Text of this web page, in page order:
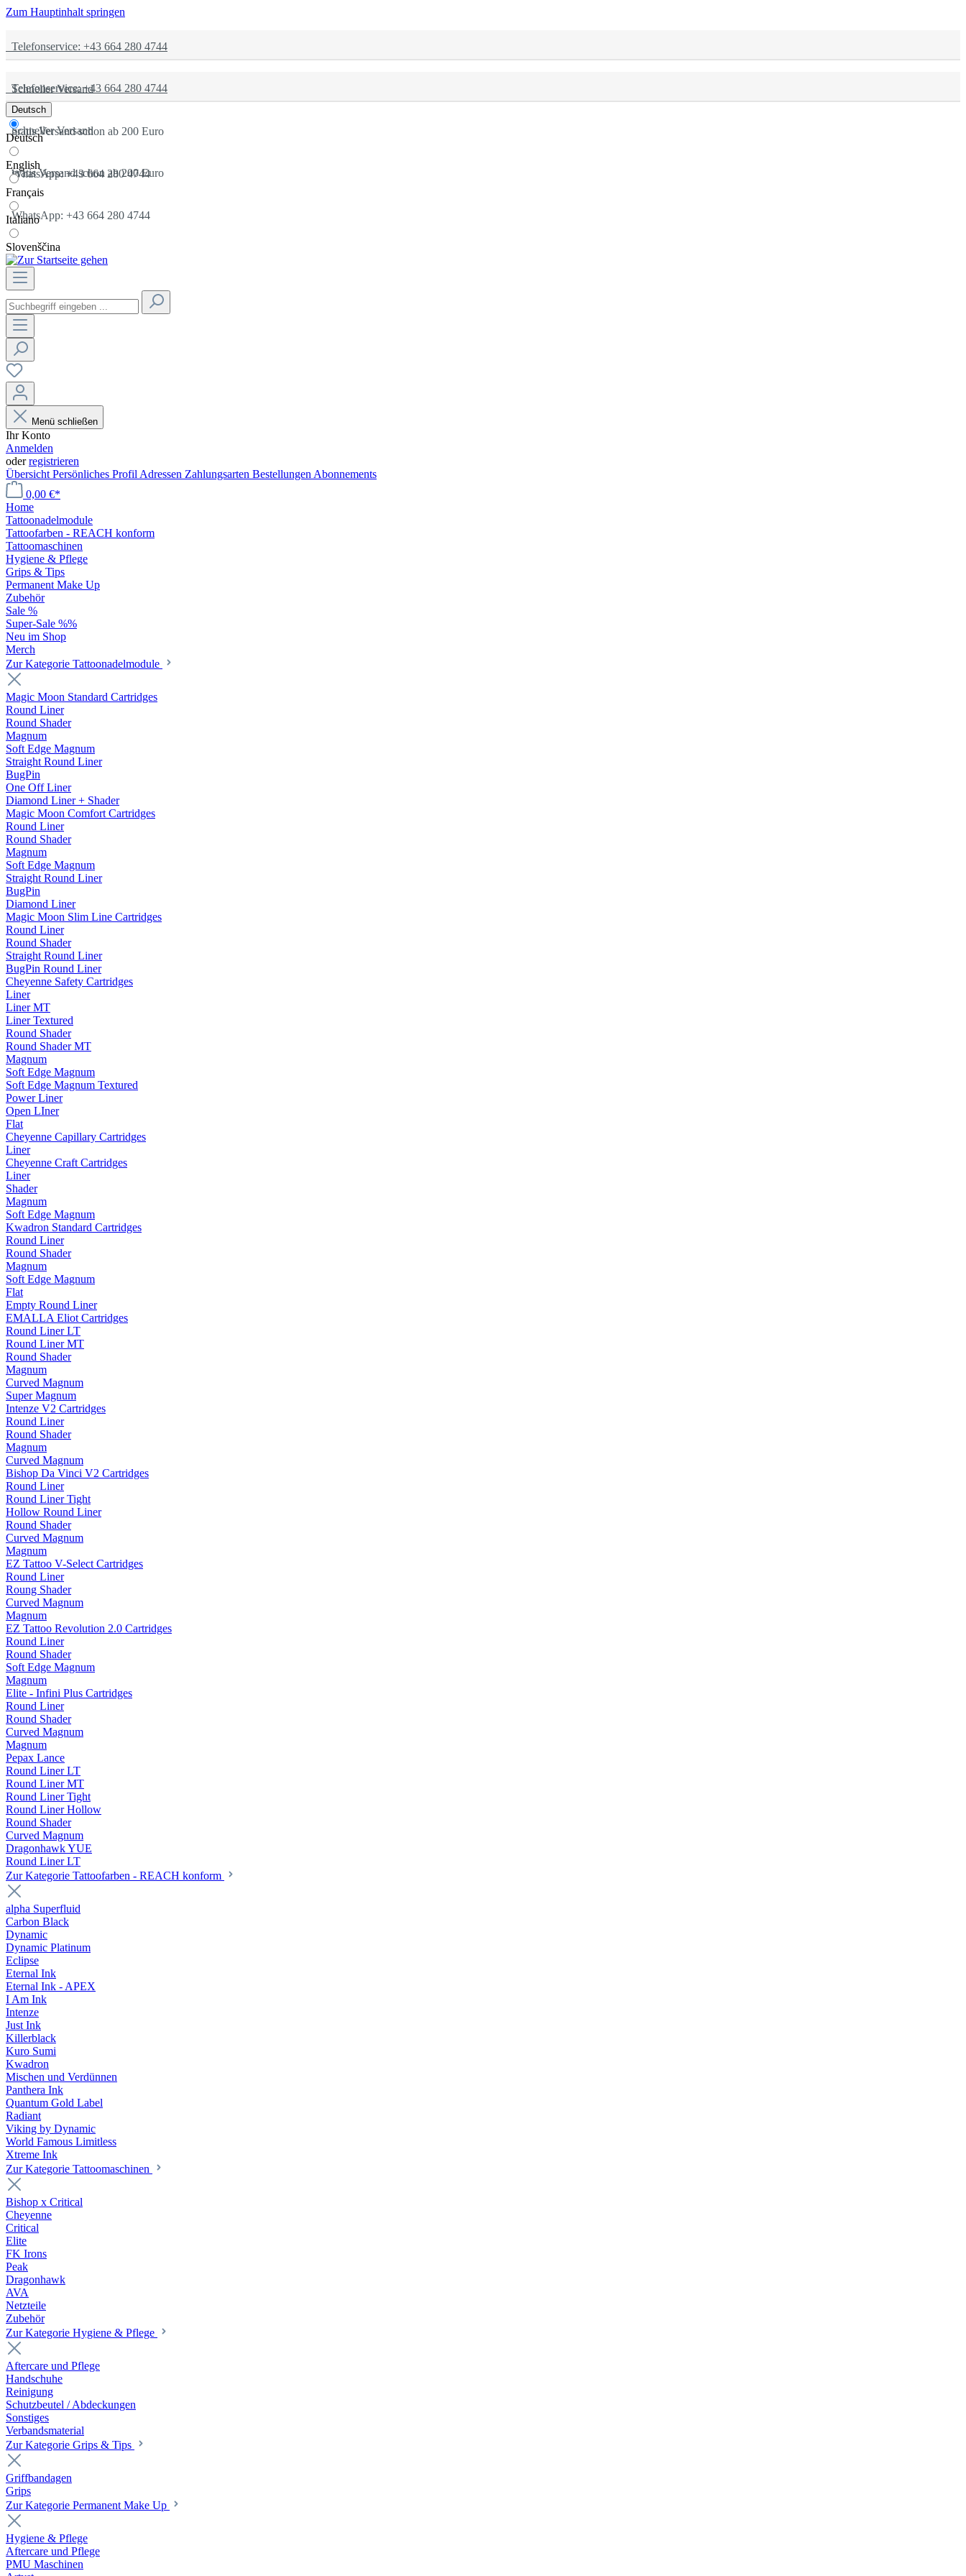
Zum Hauptinhalt springen
Telefonservice: +43 664 280 4744
Schneller Versand
gratis Versand schon ab 200 Euro
WhatsApp: +43 664 280 4744
Telefonservice: +43 664 280 4744
Schneller Versand
gratis Versand schon ab 200 Euro
WhatsApp: +43 664 280 4744
Deutsch
Deutsch
English
Français
Italiano
Slovenščina
Menü schließen
Ihr Konto
Anmelden
oderregistrieren
Übersicht Persönliches Profil Adressen Zahlungsarten Bestellungen Abonnements
0,00 €*
Home
Tattoonadelmodule
Tattoofarben - REACH konform
Tattoomaschinen
Hygiene & Pflege
Grips & Tips
Permanent Make Up
Zubehör
Sale %
Super-Sale %%
Neu im Shop
Merch
Zur Kategorie Tattoonadelmodule
Magic Moon Standard Cartridges
Round Liner
Round Shader
Magnum
Soft Edge Magnum
Straight Round Liner
BugPin
One Off Liner
Diamond Liner + Shader
Magic Moon Comfort Cartridges
Round Liner
Round Shader
Magnum
Soft Edge Magnum
Straight Round Liner
BugPin
Diamond Liner
Magic Moon Slim Line Cartridges
Round Liner
Round Shader
Straight Round Liner
BugPin Round Liner
Cheyenne Safety Cartridges
Liner
Liner MT
Liner Textured
Round Shader
Round Shader MT
Magnum
Soft Edge Magnum
Soft Edge Magnum Textured
Power Liner
Open LIner
Flat
Cheyenne Capillary Cartridges
Liner
Cheyenne Craft Cartridges
Liner
Shader
Magnum
Soft Edge Magnum
Kwadron Standard Cartridges
Round Liner
Round Shader
Magnum
Soft Edge Magnum
Flat
Empty Round Liner
EMALLA Eliot Cartridges
Round Liner LT
Round Liner MT
Round Shader
Magnum
Curved Magnum
Super Magnum
Intenze V2 Cartridges
Round Liner
Round Shader
Magnum
Curved Magnum
Bishop Da Vinci V2 Cartridges
Round Liner
Round Liner Tight
Hollow Round Liner
Round Shader
Curved Magnum
Magnum
EZ Tattoo V-Select Cartridges
Round Liner
Roung Shader
Curved Magnum
Magnum
EZ Tattoo Revolution 2.0 Cartridges
Round Liner
Round Shader
Soft Edge Magnum
Magnum
Elite - Infini Plus Cartridges
Round Liner
Round Shader
Curved Magnum
Magnum
Pepax Lance
Round Liner LT
Round Liner MT
Round Liner Tight
Round Liner Hollow
Round Shader
Curved Magnum
Dragonhawk YUE
Round Liner LT
Zur Kategorie Tattoofarben - REACH konform
alpha Superfluid
Carbon Black
Dynamic
Dynamic Platinum
Eclipse
Eternal Ink
Eternal Ink - APEX
I Am Ink
Intenze
Just Ink
Killerblack
Kuro Sumi
Kwadron
Mischen und Verdünnen
Panthera Ink
Quantum Gold Label
Radiant
Viking by Dynamic
World Famous Limitless
Xtreme Ink
Zur Kategorie Tattoomaschinen
Bishop x Critical
Cheyenne
Critical
Elite
FK Irons
Peak
Dragonhawk
AVA
Netzteile
Zubehör
Zur Kategorie Hygiene & Pflege
Aftercare und Pflege
Handschuhe
Reinigung
Schutzbeutel / Abdeckungen
Sonstiges
Verbandsmaterial
Zur Kategorie Grips & Tips
Griffbandagen
Grips
Zur Kategorie Permanent Make Up
Hygiene & Pflege
Aftercare und Pflege
PMU Maschinen